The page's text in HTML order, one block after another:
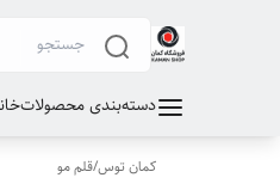
دسته‌بندی محصولات
کمان توس/قلم مو